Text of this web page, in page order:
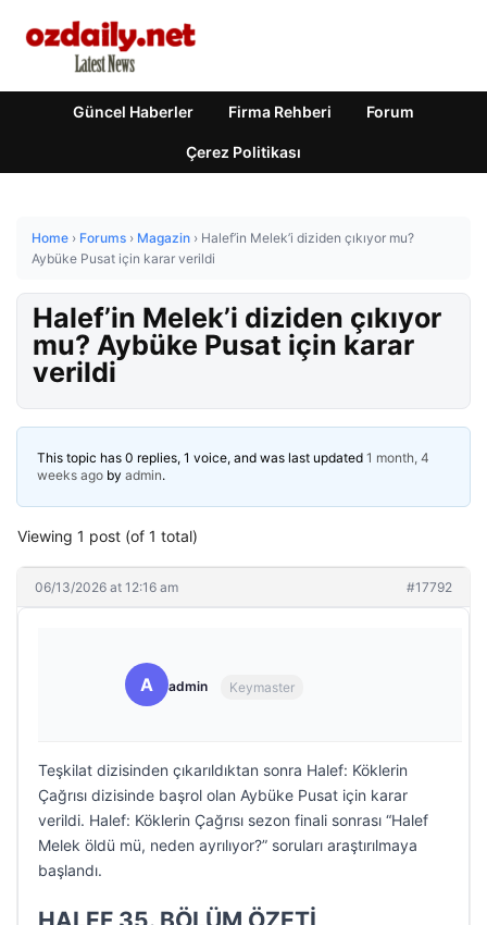
Güncel Haberler Firma Rehberi Forum
Çerez Politikası
Home › Forums › Magazin › Halef’in Melek’i diziden çıkıyor mu?
Aybüke Pusat için karar verildi
Halef’in Melek’i diziden çıkıyor
mu? Aybüke Pusat için karar
verildi
This topic has 0 replies, 1 voice, and was last updated 1 month, 4
weeks ago by admin.
Viewing 1 post (of 1 total)
06/13/2026 at 12:16 am #17792
A admin Keymaster
Teşkilat dizisinden çıkarıldıktan sonra Halef: Köklerin
Çağrısı dizisinde başrol olan Aybüke Pusat için karar
verildi. Halef: Köklerin Çağrısı sezon finali sonrası “Halef
Melek öldü mü, neden ayrılıyor?” soruları araştırılmaya
başlandı.